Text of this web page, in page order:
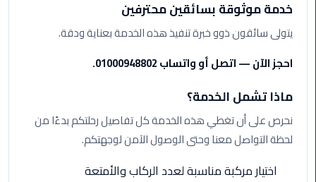
مرسيدس
ايجار
فى
ليموزين
مطار
الجديدة
خدمة موثوقة بسائقين محترفين
يتولى سائقون ذوو خبرة تنفيذ هذه الخدمة بعناية ودقة.
احجز الآن — اتصل أو واتساب 01000948802.
ماذا تشمل الخدمة؟
نحرص على أن تغطي هذه الخدمة كل تفاصيل رحلتكم بدءًا من
لحظة التواصل معنا وحتى الوصول الآمن لوجهتكم.
اختيار مركبة مناسبة لعدد الركاب والأمتعة